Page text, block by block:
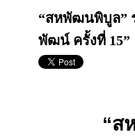
“สหพัฒนพิบูล”
พัฒน์ ครั้งที่ 15”
“ส